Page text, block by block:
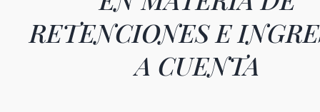
RETENCIONES E
A CUENTA